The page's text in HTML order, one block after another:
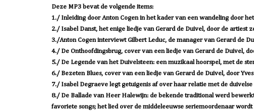
Deze MP3 bevat de volgende items:
1./ Inleiding door Anton Cogen in het kader van een wandeling door
2./ Isabel Danst, het enige liedje van Gerard de Duivel, door de artiest
3./Anton Cogen interviewt Gilbert Leduc, de manager van Gerard de
4./ De Onthoofdingsbrug, cover van een liedje van Gerard de Duivel,
5./ De Legende van het Duivelsteen: een muzikaal hoorspel, met de
6./ Bezeten Blues, cover van een liedje van Gerard de Duivel, door
7./ Isabel Degraeve legt getuigenis af over haar relatie met de duivelse
8./ De Ballade van Heer Halewijn: de bekende traditional werd
favoriete songs; het lied over de middeleeuwse seriemoordenaar